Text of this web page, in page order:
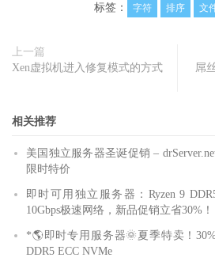
标签： 字符 排序 文
上一篇
Xen虚拟机进入修复模式的方式
屌
相关推荐
美国独立服务器圣诞促销 –
限时特价
即时可用独立服务器：Ryzen 9
10Gbps极速网络，新品促销立省30%！
*🌎即时专用服务器🌞夏季特卖！
DDR5 ECC NVMe